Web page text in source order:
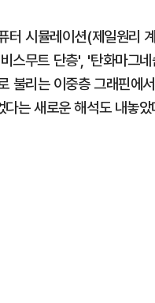
터 시뮬레이션(제일원리
스무트 단층', '탄화마그
불리는 이중층 그래핀에
는 새로운 해석도 내놓았